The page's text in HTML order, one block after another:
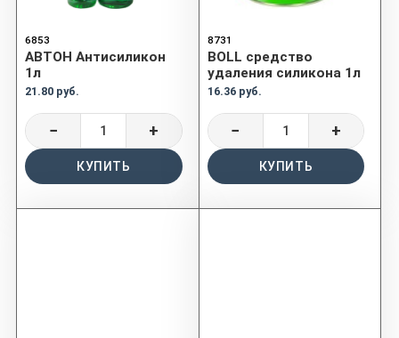
6853
АВТОН Антисиликон
1л
21.80 руб.
− +
КУПИТЬ
8731
BOLL средство
удаления силикона 1л
16.36 руб.
− +
КУПИТЬ